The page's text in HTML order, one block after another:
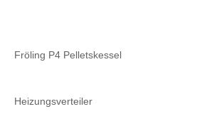
Fröling P4 Pelletskessel
Heizungsverteiler